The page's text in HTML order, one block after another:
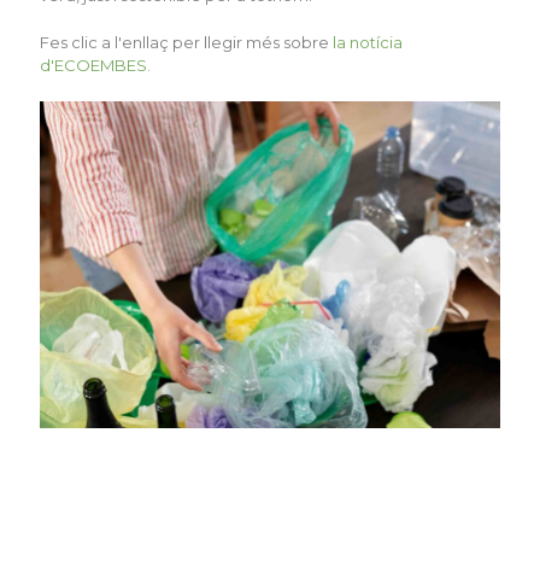
Fes clic a l'enllaç per llegir més sobre la notícia
d'ECOEMBES.